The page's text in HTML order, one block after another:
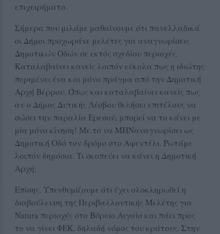
επιχειρήματα.
Σήμερα που μιλάμε μαθαίνουμε ότι πανελλαδικά
οι Δήμοι προχωράνε μελέτες για αναγνωρίσεις
Δημοτικών Οδών σε εκτός σχεδίου περιοχές.
Καταλαβαίνει κανείς λοιπόν εύκολα πως η ιδιώτης
περιμένει ένα και μόνο πράγμα από την Δημοτική
Αρχή Βέρρου. Όπως και καταλαβαίνει κανείς πως
αν ο Δήμος Δυτικής Λέσβου θελήσει επιτέλους να
σώσει την παραλία Ερεσού, μπορεί να το κάνει με
μία μόνο κίνηση! Με το να ΜΗΝαναγνωρίσει ως
Δημοτική Οδό τον δρόμο στο Αφεντέλι. Ρωτάμε
λοιπόν δημόσια. Τι σκοπεύει να κάνει η Δημοτική
Αρχή;
Επίσης. Υπενθυμίζουμε ότι έχει ολοκληρωθεί η
διαβούλευση της Περιβαλλοντικής Μελέτης για
Natura περιοχές στο Βόρειο Αιγαίο και πάει προς
το να γίνει ΦΕΚ, δηλαδή νόμος του κράτους. Στην